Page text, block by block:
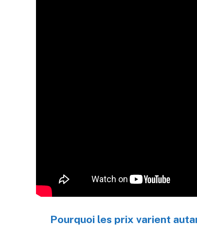
Pourquoi les prix varient